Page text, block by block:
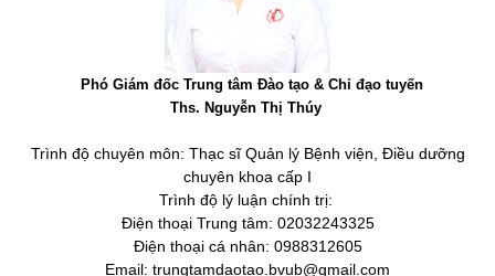
Phó Giám đốc Trung tâm Đào tạo & Chỉ đạo tuyến
Ths. Nguyễn Thị Thúy
Trình độ chuyên môn: Thạc sĩ Quản lý Bệnh viện, Điều dưỡng
chuyên khoa cấp I
Trình độ lý luận chính trị:
Điện thoại Trung tâm: 02032243325
Điện thoại cá nhân: 0988312605
Email: trungtamdaotao.bvub@gmail.com